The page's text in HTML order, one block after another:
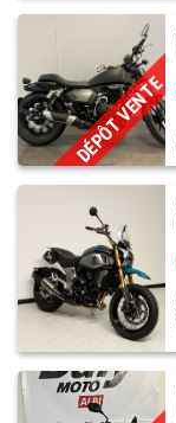
DÉPÔT VENTE